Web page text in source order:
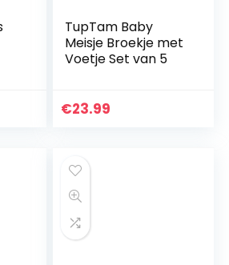
TupTam Baby
Meisje Broekje met
Voetje Set van 5
€23.99